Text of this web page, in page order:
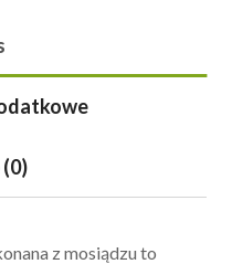
z mosiądzu to